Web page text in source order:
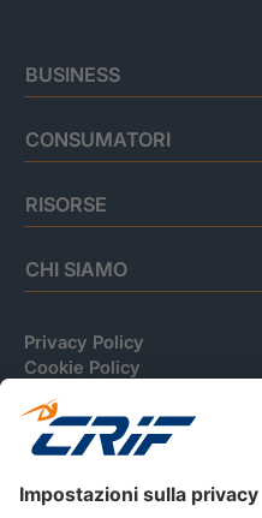
BUSINESS
CONSUMATORI
RISORSE
CHI SIAMO
Privacy Policy
Cookie Policy
Informativa Dati Personali
CRIF Business Ethics
Accessibilità
Creditizie